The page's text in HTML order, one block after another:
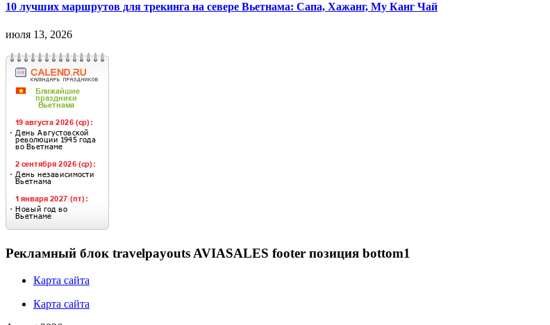
10 лучших маршрутов для трекинга на севере Вьетнама: Сапа, Хажанг, Му Канг Чай
июля 13, 2026
Рекламный блок travelpayouts AVIASALES footer позиция bottom1
Карта сайта
Карта сайта